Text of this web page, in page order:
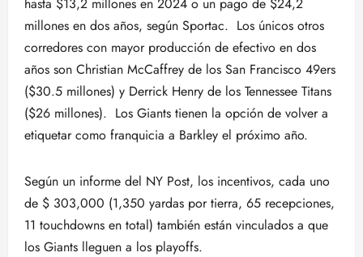
millones en dos años, según Sportac. Los únicos otros
corredores con mayor producción de efectivo en dos
años son Christian McCaffrey de los San Francisco 49ers
($30.5 millones) y Derrick Henry de los Tennessee Titans
($26 millones). Los Giants tienen la opción de volver a
etiquetar como franquicia a Barkley el próximo año.
Según un informe del NY Post, los incentivos, cada uno
de $ 303,000 (1,350 yardas por tierra, 65 recepciones,
11 touchdowns en total) también están vinculados a que
los Giants lleguen a los playoffs.